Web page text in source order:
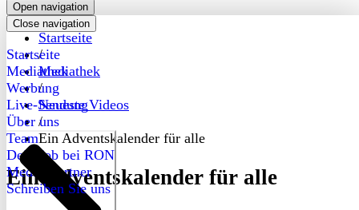
Open navigation
Close navigation
Startseite
Mediathek
Werbung
Live-Sendung
Über uns
Team
Dein Job bei RON
Medienpartner
Schreiben Sie uns
Startseite
/
Mediathek
/
Neueste Videos
/
Ein Adventskalender für alle
Ein Adventskalender für alle